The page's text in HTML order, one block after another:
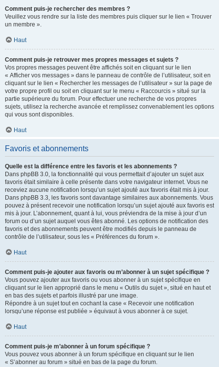
Comment puis-je rechercher des membres ?
Veuillez vous rendre sur la liste des membres puis cliquer sur le lien « Trouver
un membre ».
Haut
Comment puis-je retrouver mes propres messages et sujets ?
Vos propres messages peuvent être affichés soit en cliquant sur le lien
« Afficher vos messages » dans le panneau de contrôle de l’utilisateur, soit en
cliquant sur le lien « Rechercher les messages de l’utilisateur » sur la page de
votre propre profil ou soit en cliquant sur le menu « Raccourcis » situé sur la
partie supérieure du forum. Pour effectuer une recherche de vos propres
sujets, utilisez la recherche avancée et remplissez convenablement les options
qui vous sont disponibles.
Haut
Favoris et abonnements
Quelle est la différence entre les favoris et les abonnements ?
Dans phpBB 3.0, la fonctionnalité qui vous permettait d’ajouter un sujet aux
favoris était similaire à celle présente dans votre navigateur internet. Vous ne
receviez aucune notification lorsqu’un sujet ajouté aux favoris était mis à jour.
Dans phpBB 3.3, les favoris sont davantage similaires aux abonnements. Vous
pouvez à présent recevoir une notification lorsqu’un sujet ajouté aux favoris est
mis à jour. L’abonnement, quant à lui, vous préviendra de la mise à jour d’un
forum ou d’un sujet auquel vous êtes abonné. Les options de notification des
favoris et des abonnements peuvent être modifiés depuis le panneau de
contrôle de l’utilisateur, sous les « Préférences du forum ».
Haut
Comment puis-je ajouter aux favoris ou m’abonner à un sujet spécifique ?
Vous pouvez ajouter aux favoris ou vous abonner à un sujet spécifique en
cliquant sur le lien approprié dans le menu « Outils du sujet », situé en haut et
en bas des sujets et parfois illustré par une image.
Répondre à un sujet tout en cochant la case « Recevoir une notification
lorsqu’une réponse est publiée » équivaut à vous abonner à ce sujet.
Haut
Comment puis-je m’abonner à un forum spécifique ?
Vous pouvez vous abonner à un forum spécifique en cliquant sur le lien
« S’abonner au forum » situé en bas de la page du forum.